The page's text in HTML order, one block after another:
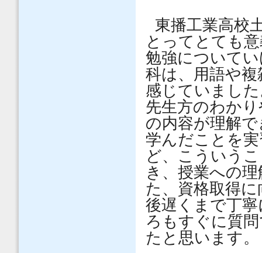
東播工業高校
とってとても
勉強について
科は、用語や
感じていまし
先生方のわか
の内容が理解
学んだことを
ど、こういう
き、授業への
た、資格取得
後遅くまで丁
ろもすぐに質
たと思います。